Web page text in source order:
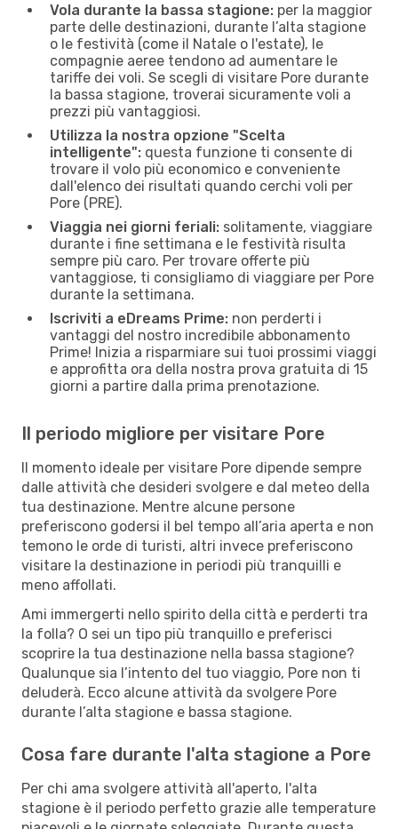
Vola durante la bassa stagione: per la maggior
parte delle destinazioni, durante l’alta stagione
o le festività (come il Natale o l'estate), le
compagnie aeree tendono ad aumentare le
tariffe dei voli. Se scegli di visitare Pore durante
la bassa stagione, troverai sicuramente voli a
prezzi più vantaggiosi.
Utilizza la nostra opzione "Scelta
intelligente": questa funzione ti consente di
trovare il volo più economico e conveniente
dall'elenco dei risultati quando cerchi voli per
Pore (PRE).
Viaggia nei giorni feriali: solitamente, viaggiare
durante i fine settimana e le festività risulta
sempre più caro. Per trovare offerte più
vantaggiose, ti consigliamo di viaggiare per Pore
durante la settimana.
Iscriviti a eDreams Prime: non perderti i
vantaggi del nostro incredibile abbonamento
Prime! Inizia a risparmiare sui tuoi prossimi viaggi
e approfitta ora della nostra prova gratuita di 15
giorni a partire dalla prima prenotazione.
Il periodo migliore per visitare Pore
Il momento ideale per visitare Pore dipende sempre
dalle attività che desideri svolgere e dal meteo della
tua destinazione. Mentre alcune persone
preferiscono godersi il bel tempo all’aria aperta e non
temono le orde di turisti, altri invece preferiscono
visitare la destinazione in periodi più tranquilli e
meno affollati.
Ami immergerti nello spirito della città e perderti tra
la folla? O sei un tipo più tranquillo e preferisci
scoprire la tua destinazione nella bassa stagione?
Qualunque sia l’intento del tuo viaggio, Pore non ti
deluderà. Ecco alcune attività da svolgere Pore
durante l’alta stagione e bassa stagione.
Cosa fare durante l'alta stagione a Pore
Per chi ama svolgere attività all'aperto, l'alta
stagione è il periodo perfetto grazie alle temperature